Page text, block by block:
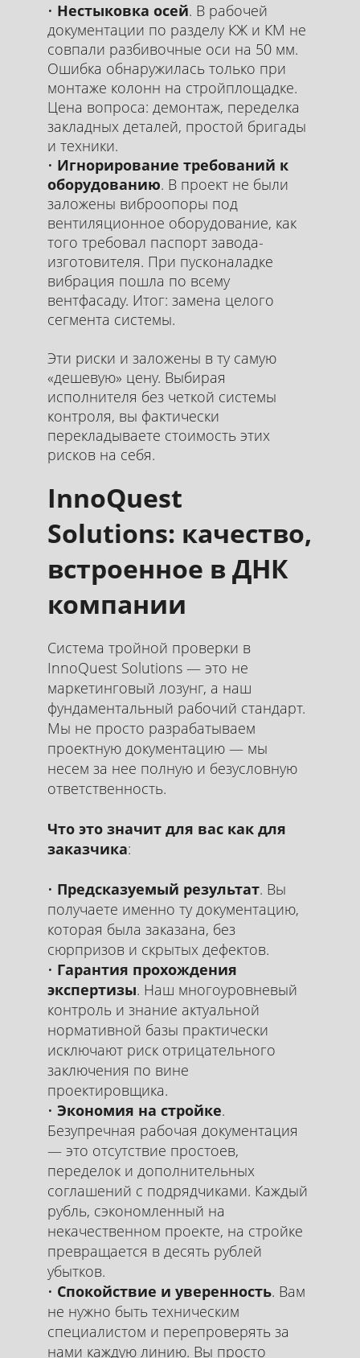
Нестыковка осей. В рабочей
документации по разделу КЖ и КМ не
совпали разбивочные оси на 50 мм.
Ошибка обнаружилась только при
монтаже колонн на стройплощадке.
Цена вопроса: демонтаж, переделка
закладных деталей, простой бригады
и техники.
Игнорирование требований к
оборудованию. В проект не были
заложены виброопоры под
вентиляционное оборудование, как
того требовал паспорт завода-
изготовителя. При пусконаладке
вибрация пошла по всему
вентфасаду. Итог: замена целого
сегмента системы.
Эти риски и заложены в ту самую
«дешевую» цену. Выбирая
исполнителя без четкой системы
контроля, вы фактически
перекладываете стоимость этих
рисков на себя.
InnoQuest
Solutions: качество,
встроенное в ДНК
компании
Система тройной проверки в
InnoQuest Solutions — это не
маркетинговый лозунг, а наш
фундаментальный рабочий стандарт.
Мы не просто разрабатываем
проектную документацию — мы
несем за нее полную и безусловную
ответственность.
Что это значит для вас как для
заказчика:
Предсказуемый результат. Вы
получаете именно ту документацию,
которая была заказана, без
сюрпризов и скрытых дефектов.
Гарантия прохождения
экспертизы. Наш многоуровневый
контроль и знание актуальной
нормативной базы практически
исключают риск отрицательного
заключения по вине
проектировщика.
Экономия на стройке.
Безупречная рабочая документация
— это отсутствие простоев,
переделок и дополнительных
соглашений с подрядчиками. Каждый
рубль, сэкономленный на
некачественном проекте, на стройке
превращается в десять рублей
убытков.
Спокойствие и уверенность. Вам
не нужно быть техническим
специалистом и перепроверять за
нами каждую линию. Вы просто